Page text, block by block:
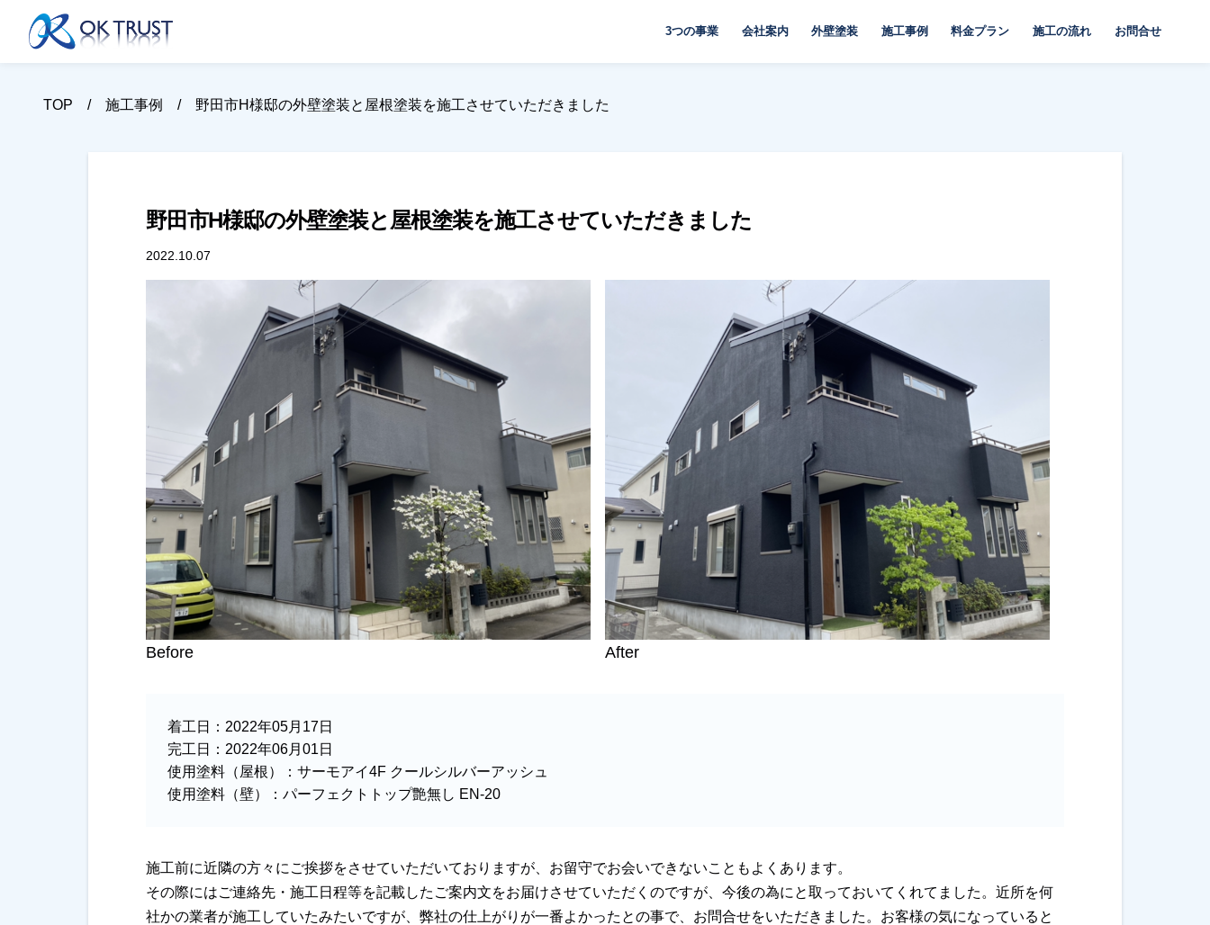
3つの事業 会社案内 外壁塗装 施工事例 料金プラン 施工の流れ お問合せ
TOP 施工事例 野田市H様邸の外壁塗装と屋根塗装を施工させていただきました
野田市H様邸の外壁塗装と屋根塗装を施工させていただきました
2022.10.07
Before After
着工日： 2022年05月17日
完工日： 2022年06月01日
使用塗料（屋根）： サーモアイ4F クールシルバーアッシュ
使用塗料（壁）： パーフェクトトップ艶無し EN-20
施工前に近隣の方々にご挨拶をさせていただいておりますが、お留守でお会いできないこともよくあります。
その際にはご連絡先・施工日程等を記載したご案内文をお届けさせていただくのですが、今後の為にと取っておいてくれてました。近所を何
社かの業者が施工していたみたいですが、弊社の仕上がりが一番よかったとの事で、お問合せをいただきました。お客様の気になっていると